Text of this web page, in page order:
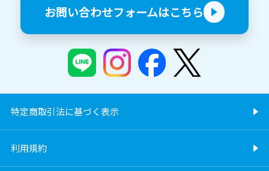
お問い合わせフォームはこちら
特定商取引法に基づく表示
利用規約